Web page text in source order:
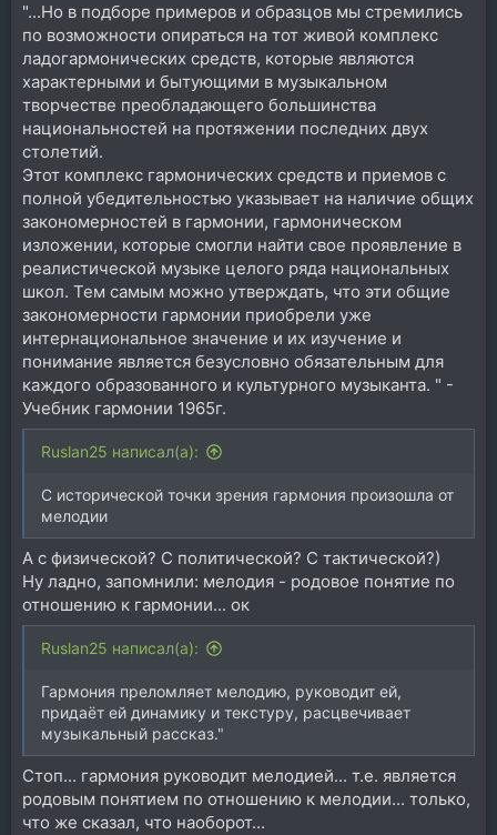
"...Но в подборе примеров и образцов мы стремились
по возможности опираться на тот живой комплекс
ладогармонических средств, которые являются
характерными и бытующими в музыкальном
творчестве преобладающего большинства
национальностей на протяжении последних двух
столетий.
Этот комплекс гармонических средств и приемов с
полной убедительностью указывает на наличие общих
закономерностей в гармонии, гармоническом
изложении, которые смогли найти свое проявление в
реалистической музыке целого ряда национальных
школ. Тем самым можно утверждать, что эти общие
закономерности гармонии приобрели уже
интернациональное значение и их изучение и
понимание является безусловно обязательным для
каждого образованного и культурного музыканта. " -
Учебник гармонии 1965г.
Ruslan25 написал(а):
С исторической точки зрения гармония произошла от
мелодии
А с физической? С политической? С тактической?)
Ну ладно, запомнили: мелодия - родовое понятие по
отношению к гармонии... ок
Ruslan25 написал(а):
Гармония преломляет мелодию, руководит ей,
придаёт ей динамику и текстуру, расцвечивает
музыкальный рассказ."
Стоп... гармония руководит мелодией... т.е. является
родовым понятием по отношению к мелодии... только,
что же сказал, что наоборот...